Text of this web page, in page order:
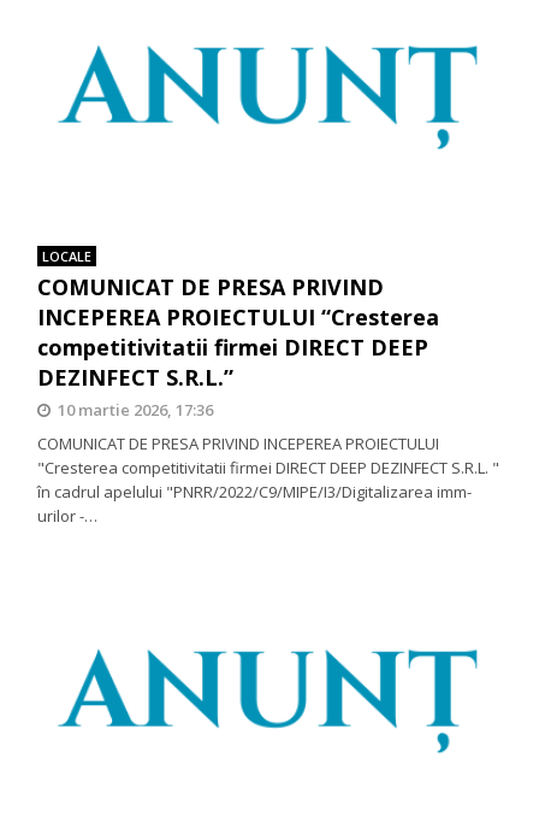
LOCALE
COMUNICAT DE PRESA PRIVIND
INCEPEREA PROIECTULUI “Cresterea
competitivitatii firmei DIRECT DEEP
DEZINFECT S.R.L.”
10 martie 2026, 17:36
COMUNICAT DE PRESA PRIVIND INCEPEREA PROIECTULUI
"Cresterea competitivitatii firmei DIRECT DEEP DEZINFECT S.R.L. "
în cadrul apelului "PNRR/2022/C9/MIPE/I3/Digitalizarea imm-
urilor -…